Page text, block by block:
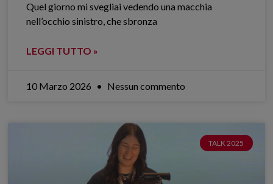
Quel giorno mi svegliai vedendo una macchia
nell’occhio sinistro, che sbronza
LEGGI TUTTO »
10 Marzo 2026 Nessun commento
TALK 2025